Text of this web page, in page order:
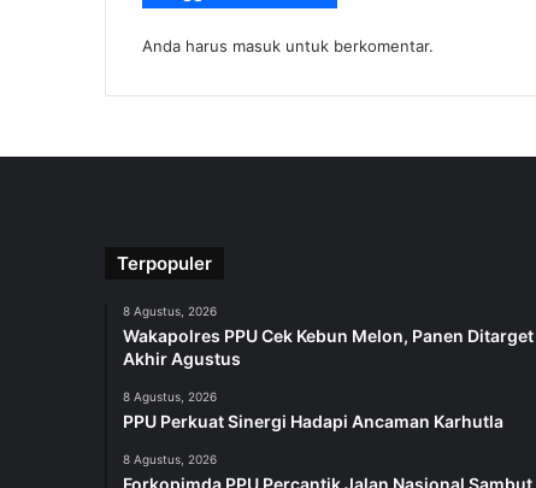
Anda harus masuk untuk berkomentar.
Terpopuler
8 Agustus, 2026
Wakapolres PPU Cek Kebun Melon, Panen Ditarget
Akhir Agustus
8 Agustus, 2026
PPU Perkuat Sinergi Hadapi Ancaman Karhutla
8 Agustus, 2026
Forkopimda PPU Percantik Jalan Nasional Sambut